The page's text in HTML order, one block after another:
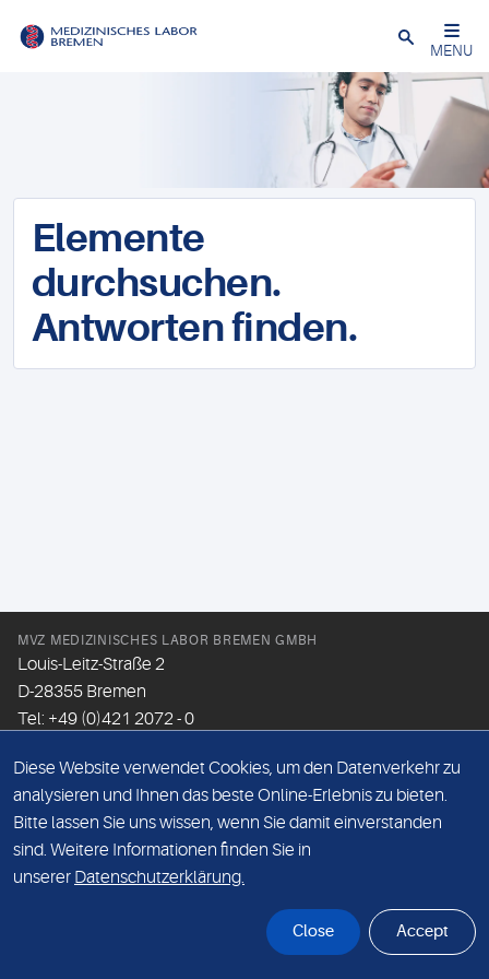
Schließen
MENU
Elemente
durchsuchen.
Antworten finden.
MVZ MEDIZINISCHES LABOR BREMEN GMBH
Louis-Leitz-Straße 2
D-28355 Bremen
Tel: +49 (0)421 2072 - 0
Email:info@mlhb.de
DATENSCHUTZ
IMPRESSUM
Diese Website verwendet Cookies, um den Datenverkehr zu
analysieren und Ihnen das beste Online-Erlebnis zu bieten.
Bitte lassen Sie uns wissen, wenn Sie damit einverstanden
sind. Weitere Informationen finden Sie in
unserer Datenschutzerklärung.
Close Accept